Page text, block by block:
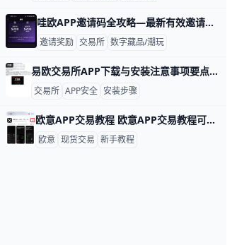
哇欧APP邀请码全攻略—最新有效邀请码与注册福利 哇欧APP邀请码完整指南：2024最新可用邀请码+注册优惠详解 想要注册哇欧APP却无法找到有效邀请码？本文为您提供最新可用的哇欧APP邀请码，并详解如何使用邀请码获取专属优惠奖励。 哇欧APP是什么？ 哇欧APP（也称为"哇欧赏"）是一款正版授权的线上潮玩一番赏售卖平台，提供包括龙珠系列、海贼王系列、新世纪福音战士系列、鬼灭之刃、刀剑神域、高达系列、宝可梦等热门动漫IP的潮玩抽奖产品 。
邀请奖励 交易所 数字藏品/潮玩
易欧交易所APP下载与安装注意事项要点 易欧交易所APP下载与安装注意事项 在开始交易前，务必通过官方渠道下载官方版本，以确保来源可信、无恶意软件。例如，官方页面可能提供APK下载或App Store链接，下载安装后请对比版本号与公告中的最新信息，确保你安装的是最新、安全版本，避免遇到钓鱼链接或伪装应用带来的风险。举例来说，如果官方页面标注当前版本为6.141.1，请以该版本为准进行下载安装。
交易所 APP安全 安装步骤
欧意APP交易教程 欧意APP交易教程可以按“下载、注册、认证、买币、划转、交易”六步来做，新手照着走就能完成第一笔实盘操作。比如你先在手机上安装APP，再用手机号或邮箱注册账号，接着完成身份认证，然后买入100 USDT作为初始资金，最后就能进入现货页面买卖BTC或ETH。
欧意 现货交易 新手教程